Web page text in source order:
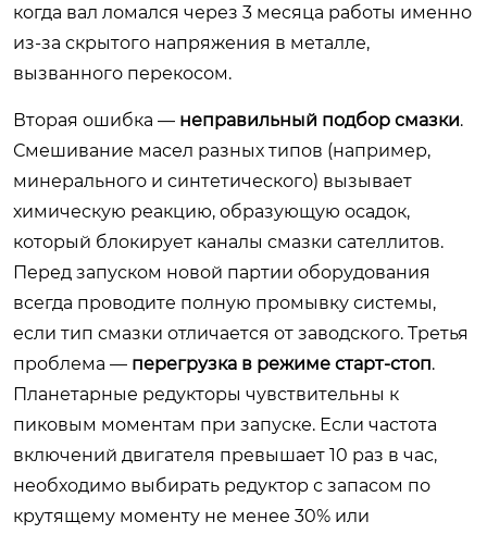
когда вал ломался через 3 месяца работы именно
из-за скрытого напряжения в металле,
вызванного перекосом.
Вторая ошибка — неправильный подбор смазки.
Смешивание масел разных типов (например,
минерального и синтетического) вызывает
химическую реакцию, образующую осадок,
который блокирует каналы смазки сателлитов.
Перед запуском новой партии оборудования
всегда проводите полную промывку системы,
если тип смазки отличается от заводского. Третья
проблема — перегрузка в режиме старт-стоп.
Планетарные редукторы чувствительны к
пиковым моментам при запуске. Если частота
включений двигателя превышает 10 раз в час,
необходимо выбирать редуктор с запасом по
крутящему моменту не менее 30% или